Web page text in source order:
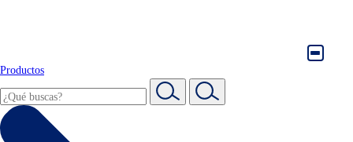
Productos